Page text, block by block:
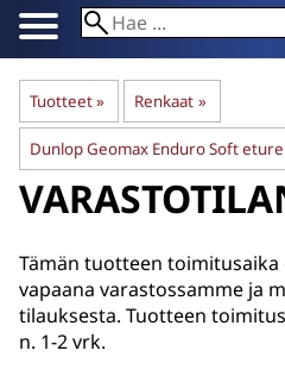
Tuotteet‪» Renkaat ‪»
Dunlop Geomax Enduro Soft
Tämän tuotteen toimitusaika
vapaana varastossamme ja
tilauksesta. Tuotteen
n. 1-2 vrk.